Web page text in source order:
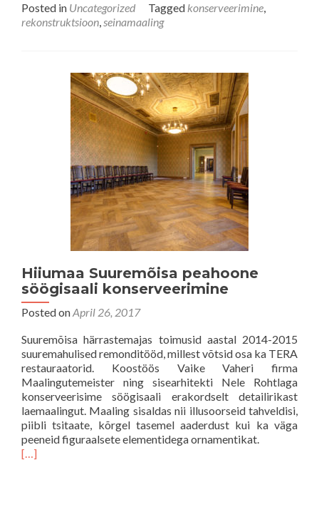
Posted in Uncategorized Tagged konserveerimine,
rekonstruktsioon,seinamaaling
Hiiumaa Suuremõisa peahoone
söögisaali konserveerimine
Posted onApril 26, 2017
Suuremõisa härrastemajas toimusid aastal 2014-2015
suuremahulised remonditööd, millest võtsid osa ka TERA
restauraatorid. Koostöös Vaike Vaheri firma
Maalingutemeister ning sisearhitekti Nele Rohtlaga
konserveerisime söögisaali erakordselt detailirikast
laemaalingut. Maaling sisaldas nii illusoorseid tahveldisi,
piibli tsitaate, kõrgel tasemel aaderdust kui ka väga
peeneid figuraalsete elementidega ornamentikat.
[…]